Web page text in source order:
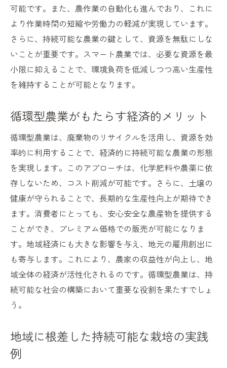
環境への配慮を重視したオーガニック栽培
従来の農法と最新技術の最適なバランス
持続可能な水管理と栽培技術の最前線
水資源保護のための灌漑技術とは
持続可能な水使用を目指す新しいアプロー
ドライファーミング技術による水の節約
水管理の改善で農業生産を高める方法
水ストレスを軽減するための革新的な技術
土壌健康を保つための最新栽培技術の工夫
土壌改良に役立つバイオテクノロジーの応
用
ナチュラルソイル管理で健康な土壌を維持
土壌保護のためのカバークロップの導入
農地の土壌を守る耕作技術の革新
持続可能な土壌管理と栽培の関係性
土壌分析技術で農業の未来を見据える
持続可能な食料生産のための新技術
可能です。また、農作業の自動化も進んでおり、これに
より作業時間の短縮や労働力の軽減が実現しています。
さらに、持続可能な農業の鍵として、資源を無駄にしな
いことが重要です。スマート農業では、必要な資源を最
小限に抑えることで、環境負荷を低減しつつ高い生産性
を維持することが可能となります。
循環型農業がもたらす経済的メリット
循環型農業は、廃棄物のリサイクルを活用し、資源を効
率的に利用することで、経済的に持続可能な農業の形態
を実現します。このアプローチは、化学肥料や農薬に依
存しないため、コスト削減が可能です。さらに、土壌の
健康が守られることで、長期的な生産性向上が期待でき
ます。消費者にとっても、安心安全な農産物を提供する
ことができ、プレミアム価格での販売が可能になりま
す。地域経済にも大きな影響を与え、地元の雇用創出に
も寄与します。これにより、農家の収益性が向上し、地
域全体の経済が活性化されるのです。循環型農業は、持
続可能な社会の構築において重要な役割を果たすでしょ
う。
地域に根差した持続可能な栽培の実践
例